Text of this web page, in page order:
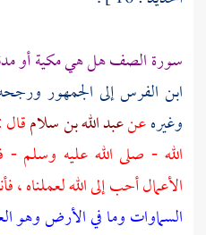
سورة الصف هل هي مكية أو
ابن الفرسإلى الجمهور
وغيرهعنعبد الله بن سلام
الله - صلى الله عليه وسلم -
الأعمال أحب إلى الله لعملناه ،
السماوات وما في الأرض وهو